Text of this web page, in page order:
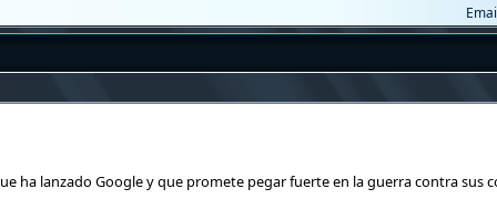
ha lanzado Google y que promete pegar fuerte en la guerra contra sus